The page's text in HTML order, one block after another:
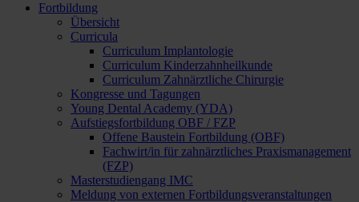
Fortbildung
Übersicht
Curricula
Curriculum Implantologie
Curriculum Kinderzahnheilkunde
Curriculum Zahnärztliche Chirurgie
Kongresse und Tagungen
Young Dental Academy (YDA)
Aufstiegsfortbildung OBF / FZP
Offene Baustein Fortbildung (OBF)
Fachwirt/in für zahnärztliches Praxismanagement
(FZP)
Masterstudiengang IMC
Meldung von externen Fortbildungsveranstaltungen